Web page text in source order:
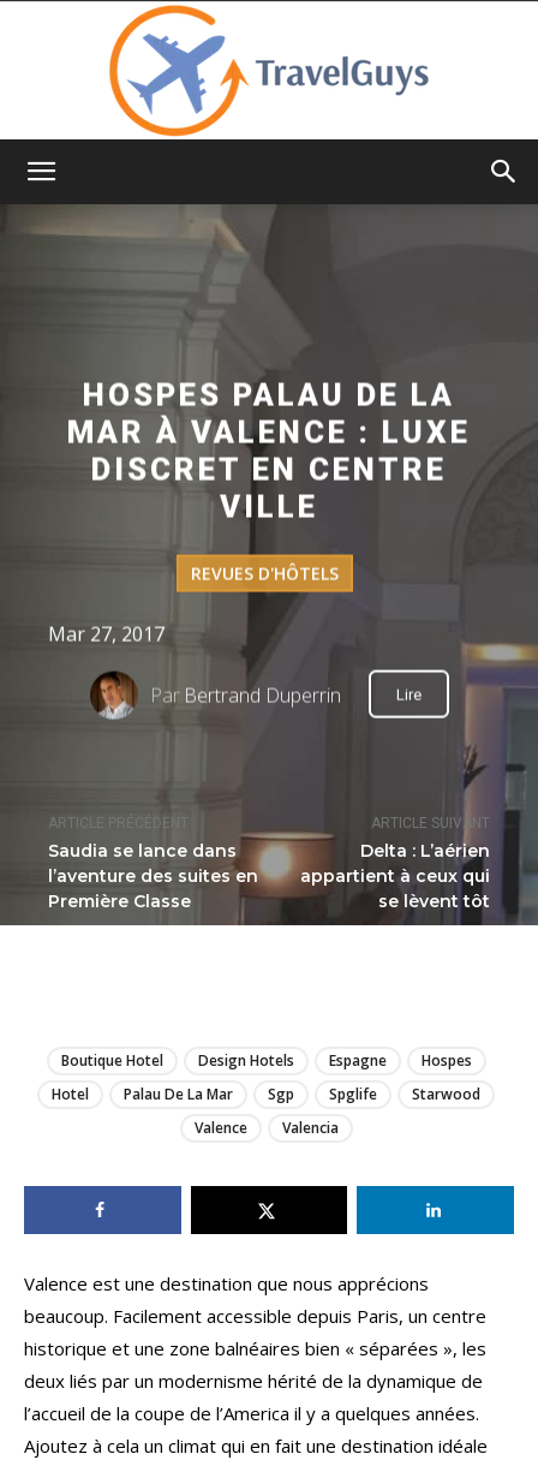
ARTICLE PRÉCÉDENT
Saudia se lance dans
l’aventure des suites en
Première Classe
ARTICLE SUIVANT
Delta : L’aérien
appartient à ceux qui
se lèvent tôt
HOSPES PALAU DE LA
MAR À VALENCE : LUXE
DISCRET EN CENTRE
VILLE
REVUES D'HÔTELS
Mar 27, 2017
Par Bertrand Duperrin Lire
Boutique Hotel Design Hotels Espagne
Hospes
Hotel
Palau De La Mar Sgp Spglife
Starwood
Valence
Valencia
Valence est une destination que nous apprécions
beaucoup. Facilement accessible depuis Paris, un centre
historique et une zone balnéaires bien « séparées », les
deux liés par un modernisme hérité de la dynamique de
l’accueil de la coupe de l’America il y a quelques années.
Ajoutez à cela un climat qui en fait une destination idéale